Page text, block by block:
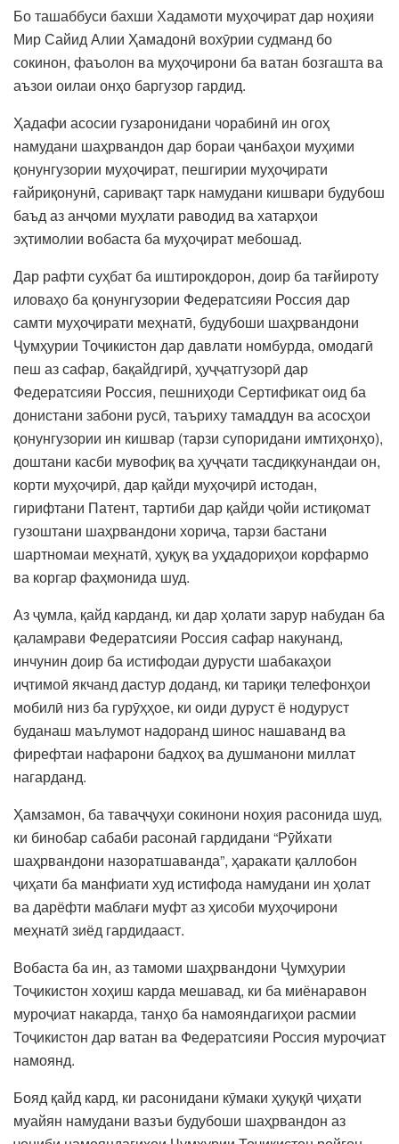
Бо ташаббуси бахши Хадамоти муҳоҷират дар ноҳияи
Мир Сайид Алии Ҳамадонӣ вохӯрии судманд бо
сокинон, фаъолон ва муҳоҷирони ба ватан бозгашта ва
аъзои оилаи онҳо баргузор гардид.
Ҳадафи асосии гузаронидани чорабинӣ ин огоҳ
намудани шаҳрвандон дар бораи ҷанбаҳои муҳими
қонунгузории муҳоҷират, пешгирии муҳоҷирати
ғайриқонунӣ, саривақт тарк намудани кишвари будубош
баъд аз анҷоми муҳлати раводид ва хатарҳои
эҳтимолии вобаста ба муҳоҷират мебошад.
Дар рафти суҳбат ба иштирокдорон, доир ба тағйироту
иловаҳо ба қонунгузории Федератсияи Россия дар
самти муҳоҷирати меҳнатӣ, будубоши шаҳрвандони
Ҷумҳурии Тоҷикистон дар давлати номбурда, омодагӣ
пеш аз сафар, бақайдгирӣ, ҳуҷҷатгузорӣ дар
Федератсияи Россия, пешниҳоди Сертификат оид ба
донистани забони русӣ, таъриху тамаддун ва асосҳои
қонунгузории ин кишвар (тарзи супоридани имтиҳонҳо),
доштани касби мувофиқ ва ҳуҷҷати тасдиқкунандаи он,
корти муҳоҷирӣ, дар қайди муҳоҷирӣ истодан,
гирифтани Патент, тартиби дар қайди ҷойи истиқомат
гузоштани шаҳрвандони хориҷа, тарзи бастани
шартномаи меҳнатӣ, ҳуқуқ ва уҳдадориҳои корфармо
ва коргар фаҳмонида шуд.
Аз ҷумла, қайд карданд, ки дар ҳолати зарур набудан ба
қаламрави Федератсияи Россия сафар накунанд,
инчунин доир ба истифодаи дурусти шабакаҳои
иҷтимоӣ якчанд дастур доданд, ки тариқи телефонҳои
мобилӣ низ ба гурӯҳҳое, ки оиди дуруст ё нодуруст
буданаш маълумот надоранд шинос нашаванд ва
фирефтаи нафарони бадхоҳ ва душманони миллат
нагарданд.
Ҳамзамон, ба таваҷҷуҳи сокинони ноҳия расонида шуд,
ки бинобар сабаби расонаӣ гардидани “Рӯйхати
шаҳрвандони назоратшаванда”, ҳаракати қаллобон
ҷиҳати ба манфиати худ истифода намудани ин ҳолат
ва дарёфти маблағи муфт аз ҳисоби муҳоҷирони
меҳнатӣ зиёд гардидааст.
Вобаста ба ин, аз тамоми шаҳрвандони Ҷумҳурии
Тоҷикистон хоҳиш карда мешавад, ки ба миёнаравон
муроҷиат накарда, танҳо ба намояндагиҳои расмии
Тоҷикистон дар ватан ва Федератсияи Россия муроҷиат
намоянд.
Бояд қайд кард, ки расонидани кӯмаки ҳуқуқӣ ҷиҳати
муайян намудани вазъи будубоши шаҳрвандон аз